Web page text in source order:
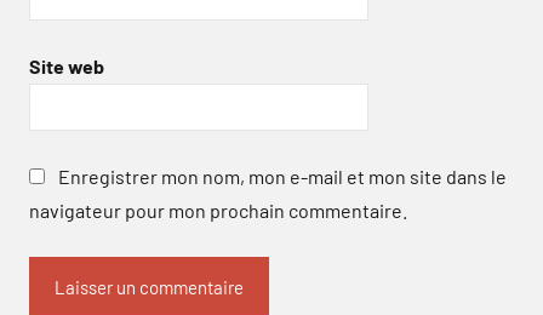
Site web
Enregistrer mon nom, mon e-mail et mon site dans le
navigateur pour mon prochain commentaire.